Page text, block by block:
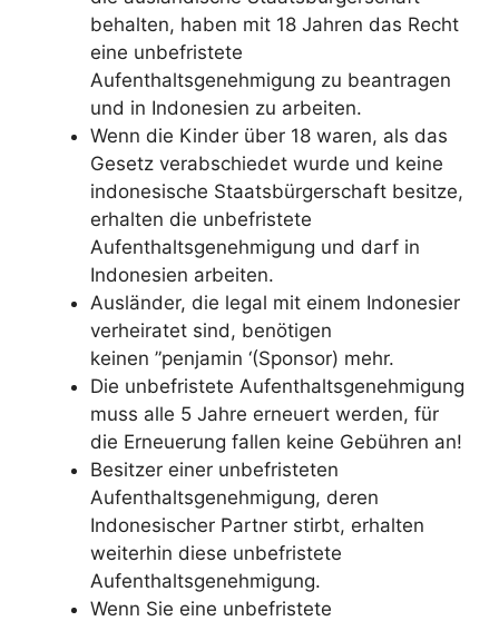
behalten, haben mit 18 Jahren das Recht
eine unbefristete
Aufenthaltsgenehmigung zu beantragen
und in Indonesien zu arbeiten.
Wenn die Kinder über 18 waren, als das
Gesetz verabschiedet wurde und keine
indonesische Staatsbürgerschaft besitze,
erhalten die unbefristete
Aufenthaltsgenehmigung und darf in
Indonesien arbeiten.
Ausländer, die legal mit einem Indonesier
verheiratet sind, benötigen
keinen ”penjamin ‘(Sponsor) mehr.
Die unbefristete Aufenthaltsgenehmigung
muss alle 5 Jahre erneuert werden, für
die Erneuerung fallen keine Gebühren an!
Besitzer einer unbefristeten
Aufenthaltsgenehmigung, deren
Indonesischer Partner stirbt, erhalten
weiterhin diese unbefristete
Aufenthaltsgenehmigung.
Wenn Sie eine unbefristete